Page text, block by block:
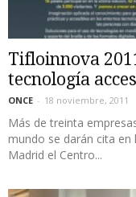
Tifloinnova
tecnología
ONCE - 18 noviembre, 2011
Más de treinta
mundo se darán cita
Madrid el Centro...